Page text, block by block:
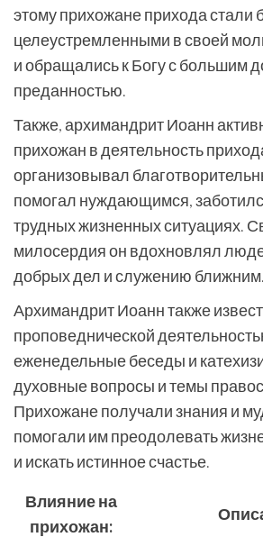
этому прихожане прихода стали
целеустремленными в своей
и обращались к Богу с большим
преданностью.
Также, архимандрит Иоанн
прихожан в деятельность
организовывал
помогал нуждающимся,
трудных жизненных ситуациях.
милосердия он вдохновлял
добрых дел и служению ближним.
Архимандрит Иоанн также
проповеднической
еженедельные беседы и
духовные вопросы и темы
Прихожане получали знания и
помогали им преодолевать
и искать истинное счастье.
Влияние на
прихожан: